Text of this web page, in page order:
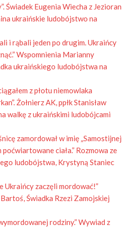
Świadek Eugenia Wiecha z Jezioran
ukraińskie ludobójstwo na
i rąbali jeden po drugim. Ukraińcy
Wspomnienia Marianny
ukraińskiego ludobójstwa na
z płotu niemowlaka
Żołnierz AK, ppłk Stanisław
walkę z ukraińskimi ludobójcami
zamordował w imię „Samostijnej
poćwiartowane ciała.” Rozmowa ze
ludobójstwa, Krystyną Staniec
Ukraińcy zaczęli mordować!”
Świadka Rzezi Zamojskiej
rodziny.” Wywiad z